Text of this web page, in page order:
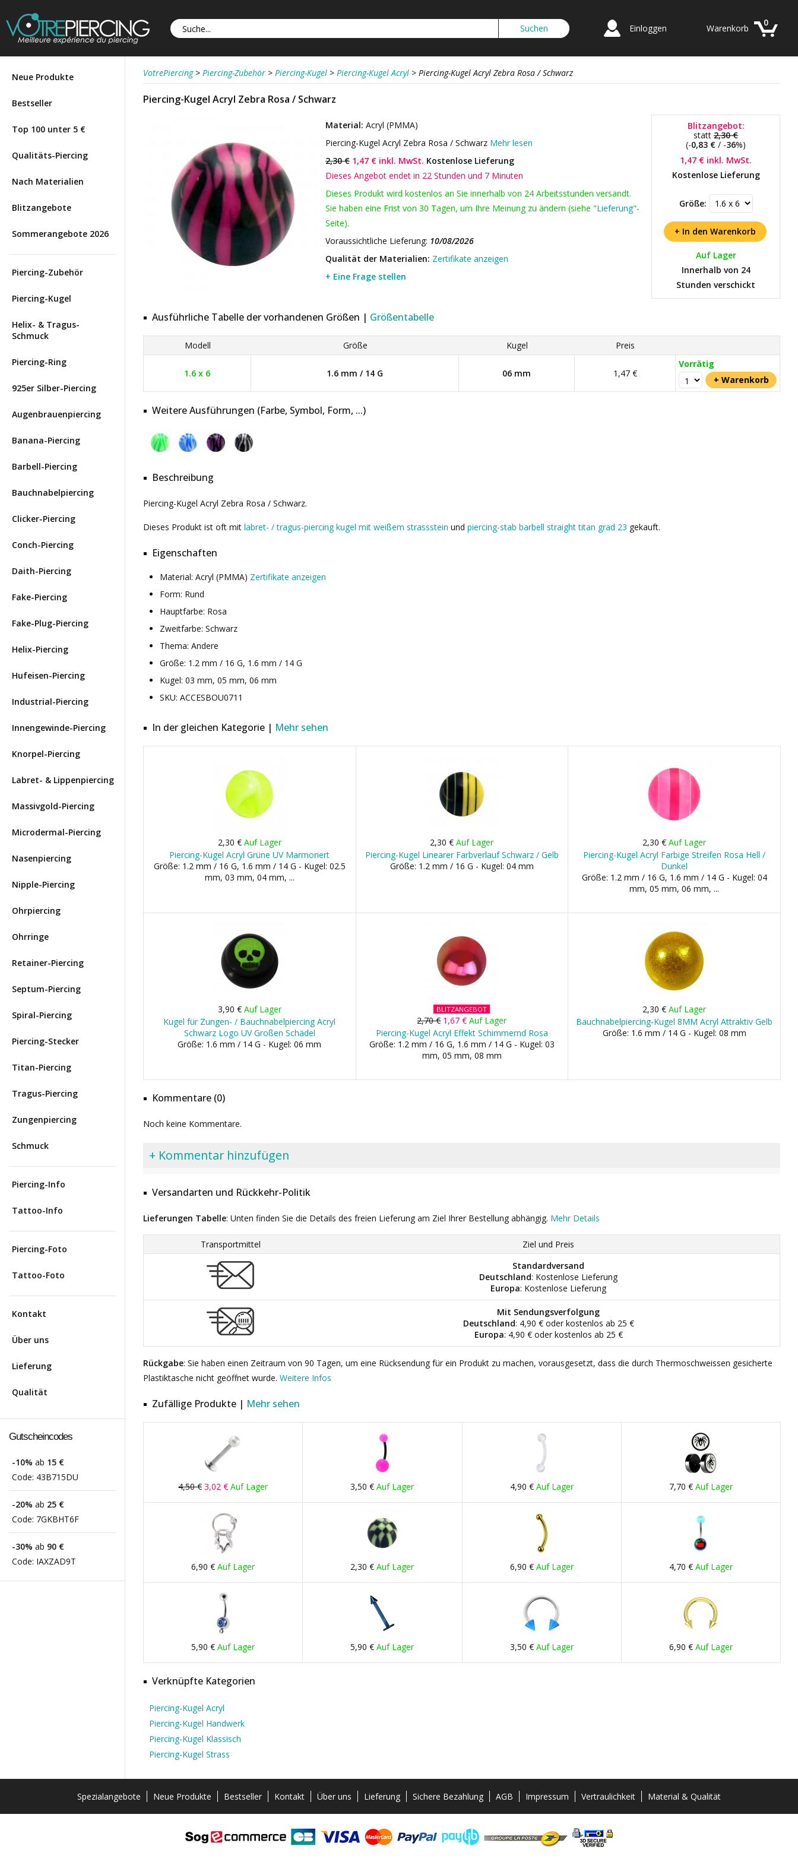
Einloggen
0
Warenkorb
Neue Produkte
Bestseller
Top 100 unter 5 €
Qualitäts-Piercing
Nach Materialien
Blitzangebote
Sommerangebote 2026
Piercing-Zubehör
Piercing-Kugel
Helix- & Tragus-
Schmuck
Piercing-Ring
925er Silber-Piercing
Augenbrauenpiercing
Banana-Piercing
Barbell-Piercing
Bauchnabelpiercing
Clicker-Piercing
Conch-Piercing
Daith-Piercing
Fake-Piercing
Fake-Plug-Piercing
Helix-Piercing
Hufeisen-Piercing
Industrial-Piercing
Innengewinde-Piercing
Knorpel-Piercing
Labret- & Lippenpiercing
Massivgold-Piercing
Microdermal-Piercing
Nasenpiercing
Nipple-Piercing
Ohrpiercing
Ohrringe
Retainer-Piercing
Septum-Piercing
Spiral-Piercing
Piercing-Stecker
Titan-Piercing
Tragus-Piercing
Zungenpiercing
Schmuck
Piercing-Info
Tattoo-Info
Piercing-Foto
Tattoo-Foto
Kontakt
Über uns
Lieferung
Qualität
Gutscheincodes
-10% ab 15 €
Code: 43B715DU
-20% ab 25 €
Code: 7GKBHT6F
-30% ab 90 €
Code: IAXZAD9T
VotrePiercing > Piercing-Zubehör > Piercing-Kugel > Piercing-Kugel Acryl > Piercing-Kugel Acryl Zebra Rosa / Schwarz
Piercing-Kugel Acryl Zebra Rosa / Schwarz
Blitzangebot:
statt 2,30 €
(-0,83 € / -36%)
1,47 € inkl. MwSt.
Kostenlose Lieferung
Größe:
Auf Lager
Innerhalb von 24
Stunden verschickt
Material: Acryl (PMMA)
Piercing-Kugel Acryl Zebra Rosa / Schwarz Mehr lesen
2,30 € 1,47 € inkl. MwSt. Kostenlose Lieferung
Dieses Angebot endet in 22 Stunden und 7 Minuten
Dieses Produkt wird kostenlos an Sie innerhalb von 24 Arbeitsstunden versandt.
Sie haben eine Frist von 30 Tagen, um Ihre Meinung zu ändern (siehe "Lieferung"-
Seite).
Voraussichtliche Lieferung: 10/08/2026
Qualität der Materialien: Zertifikate anzeigen
+ Eine Frage stellen
Ausführliche Tabelle der vorhandenen Größen | Größentabelle
Modell Größe Kugel Preis
1.6 x 6 1.6 mm / 14 G 06 mm 1,47 €
Vorrätig
Weitere Ausführungen (Farbe, Symbol, Form, ...)
Beschreibung
Piercing-Kugel Acryl Zebra Rosa / Schwarz.
Dieses Produkt ist oft mit labret- / tragus-piercing kugel mit weißem strassstein und piercing-stab barbell straight titan grad 23 gekauft.
Eigenschaften
Material: Acryl (PMMA) Zertifikate anzeigen
Form: Rund
Hauptfarbe: Rosa
Zweitfarbe: Schwarz
Thema: Andere
Größe: 1.2 mm / 16 G, 1.6 mm / 14 G
Kugel: 03 mm, 05 mm, 06 mm
SKU: ACCESBOU0711
In der gleichen Kategorie | Mehr sehen
2,30 € Auf Lager
Piercing-Kugel Acryl Grüne UV Marmoriert
Größe: 1.2 mm / 16 G, 1.6 mm / 14 G - Kugel: 02.5
mm, 03 mm, 04 mm, ...
2,30 €Auf Lager
Piercing-Kugel Linearer Farbverlauf Schwarz / Gelb
Größe: 1.2 mm / 16 G - Kugel: 04 mm
2,30 €Auf Lager
Piercing-Kugel Acryl Farbige Streifen Rosa Hell /
Dunkel
Größe: 1.2 mm / 16 G, 1.6 mm / 14 G - Kugel: 04
mm, 05 mm, 06 mm, ...
3,90 € Auf Lager
Kugel für Zungen- / Bauchnabelpiercing Acryl
Schwarz Logo UV Großen Schädel
Größe: 1.6 mm / 14 G - Kugel: 06 mm
BLITZANGEBOT
2,70 € 1,67 € Auf Lager
Piercing-Kugel Acryl Effekt Schimmernd Rosa
Größe: 1.2 mm / 16 G, 1.6 mm / 14 G - Kugel: 03
mm, 05 mm, 08 mm
2,30 €Auf Lager
Bauchnabelpiercing-Kugel 8MM Acryl Attraktiv Gelb
Größe: 1.6 mm / 14 G - Kugel: 08 mm
Kommentare (0)
Noch keine Kommentare.
+ Kommentar hinzufügen
Versandarten und Rückkehr-Politik
Lieferungen Tabelle: Unten finden Sie die Details des freien Lieferung am Ziel Ihrer Bestellung abhängig. Mehr Details
Transportmittel
Ziel und Preis
Standardversand
Deutschland: Kostenlose Lieferung
Europa: Kostenlose Lieferung
Mit Sendungsverfolgung
Deutschland: 4,90 € oder kostenlos ab 25 €
Europa: 4,90 € oder kostenlos ab 25 €
Rückgabe: Sie haben einen Zeitraum von 90 Tagen, um eine Rücksendung für ein Produkt zu machen, vorausgesetzt, dass die durch Thermoschweissen gesicherte
Plastiktasche nicht geöffnet wurde. Weitere Infos
Zufällige Produkte | Mehr sehen
4,50 € 3,02 € Auf Lager 3,50 €Auf Lager 4,90 € Auf Lager 7,70 € Auf Lager
6,90 €Auf Lager 2,30 €Auf Lager 6,90 € Auf Lager 4,70 € Auf Lager
5,90 €Auf Lager 5,90 €Auf Lager 3,50 € Auf Lager 6,90 € Auf Lager
Verknüpfte Kategorien
Piercing-Kugel Acryl
Piercing-Kugel Handwerk
Piercing-Kugel Klassisch
Piercing-Kugel Strass
Spezialangebote Neue Produkte Bestseller Kontakt Über uns Lieferung Sichere Bezahlung AGB Impressum Vertraulichkeit Material & Qualität